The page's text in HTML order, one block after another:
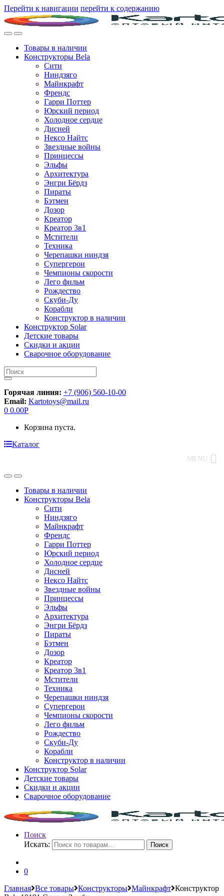
Перейти к навигации перейти к содержанию
Товары в наличии
Конструкторы Bela
Сити
Ниндзяго
Майнкрафт
Френдс
Гарри Поттер
Юрский период
Холодное сердце
Дисней
Нексо Найтс
Звездные войны
Принцессы
Эльфы
Архитектура
Энгри Бёрдз
Пираты
Бэтмен
Дозор
Креатор
Креатор 3в1
Мстители
Техника
Черепашки ниндзя
Супергерои
Чемпионы скорости
Лего фильм
Рождество
Скуби-Ду
Корабли
Конструктор в наличии
Конструктор Solar
Детские товары
Скидки и акции
Сварочное оборудование
Искать:
Горячая линия: +7 (906) 560-10-00
Email: Kartotoys@mail.ru
0 0.00Р
Корзина пуста.
Каталог
MENU
Товары в наличии
Конструкторы Bela
Сити
Ниндзяго
Майнкрафт
Френдс
Гарри Поттер
Юрский период
Холодное сердце
Дисней
Нексо Найтс
Звездные войны
Принцессы
Эльфы
Архитектура
Энгри Бёрдз
Пираты
Бэтмен
Дозор
Креатор
Креатор 3в1
Мстители
Техника
Черепашки ниндзя
Супергерои
Чемпионы скорости
Лего фильм
Рождество
Скуби-Ду
Корабли
Конструктор в наличии
Конструктор Solar
Детские товары
Скидки и акции
Сварочное оборудование
Поиск
Искать:
Поиск
0
Главная Все товары Конструкторы Майнкрафт Конструктор